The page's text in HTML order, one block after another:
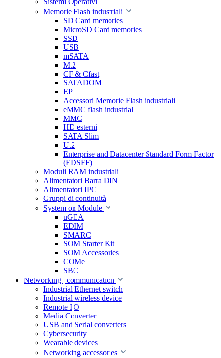
Sistemi Operativi
Memorie Flash industriali
SD Card memories
MicroSD Card memories
SSD
USB
mSATA
M.2
CF & Cfast
SATADOM
EP
Accessori Memorie Flash industriali
eMMC flash industrial
MMC
HD esterni
SATA Slim
U.2
Enterprise and Datacenter Standard Form Factor
(EDSFF)
Moduli RAM industriali
Alimentatori Barra DIN
Alimentatori IPC
Gruppi di continuità
System on Module
uGEA
EDIM
SMARC
SOM Starter Kit
SOM Accessories
COMe
SBC
Networking | communication
Industrial Ethernet switch
Industrial wireless device
Remote I|O
Media Converter
USB and Serial converters
Cybersecurity
Wearable devices
Networking accessories